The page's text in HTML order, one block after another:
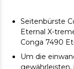
Seitenbürste
Eternal X-
Conga 7490
Um die